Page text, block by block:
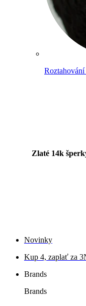
Roztahování
Zlaté 14k
Novinky
Kup 4, zaplať za 3
Brands
Brands